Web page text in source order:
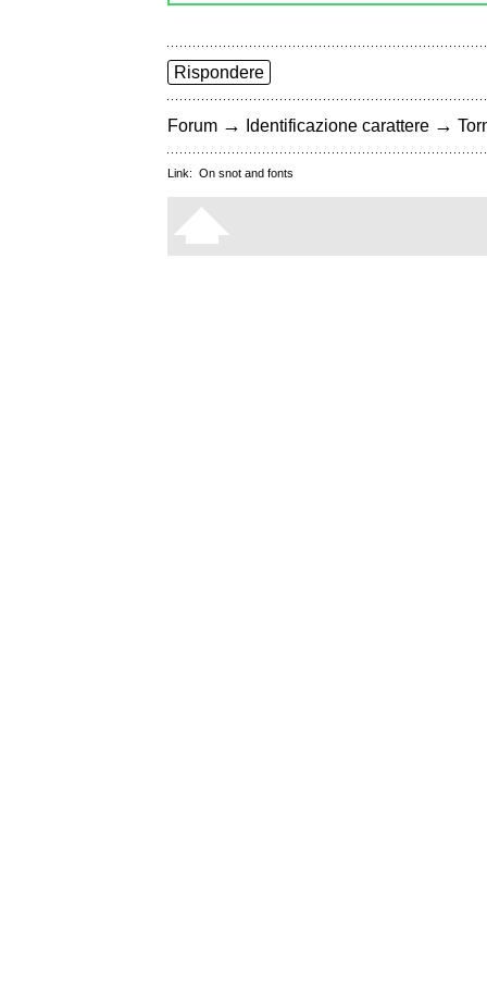
Rispondere
Forum → Identificazione carattere →
Link: On snot and fonts